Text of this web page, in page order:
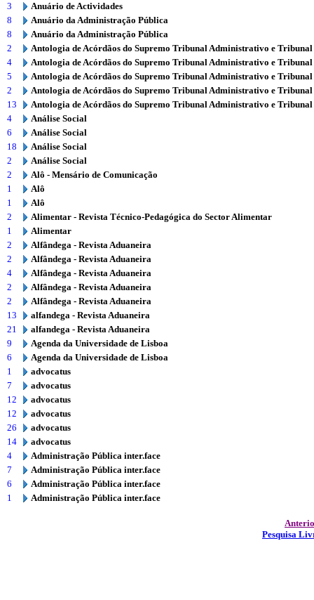
3
Anuário de Actividades
8
Anuário da Administração Pública
8
Anuário da Administração Pública
2
Antologia de Acórdãos do Supremo Tribunal Administrativo e
4
Antologia de Acórdãos do Supremo Tribunal Administrativo e
5
Antologia de Acórdãos do Supremo Tribunal Administrativo e
2
Antologia de Acórdãos do Supremo Tribunal Administrativo e
13
Antologia de Acórdãos do Supremo Tribunal Administrativo e
4
Análise Social
6
Análise Social
18
Análise Social
2
Análise Social
2
Alô - Mensário de Comunicação
1
Alô
1
Alô
2
Alimentar - Revista Técnico-Pedagógica do Sector Alimentar
1
Alimentar
2
Alfândega - Revista Aduaneira
2
Alfândega - Revista Aduaneira
4
Alfândega - Revista Aduaneira
2
Alfândega - Revista Aduaneira
2
Alfândega - Revista Aduaneira
13
alfandega - Revista Aduaneira
21
alfandega - Revista Aduaneira
9
Agenda da Universidade de Lisboa
6
Agenda da Universidade de Lisboa
1
advocatus
7
advocatus
12
advocatus
12
advocatus
26
advocatus
14
advocatus
4
Administração Pública inter.face
7
Administração Pública inter.face
6
Administração Pública inter.face
1
Administração Pública inter.face
Pesquisa